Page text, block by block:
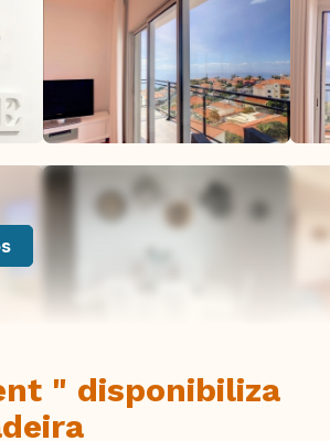
" disponibiliza